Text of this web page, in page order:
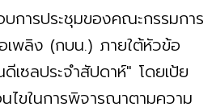
การประชุมของคณะกรรมการ
เพลิง (กบน.) ภายใต้หัวข้อ
เซลประจำสัปดาห์" โดยเป้ย
ไขในการพิจารณาตามความ